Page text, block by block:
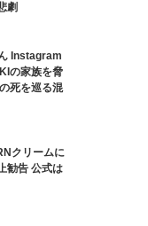
劇
Instagram
の家族を脅
死を巡る混
クリームに
勧告 公式は